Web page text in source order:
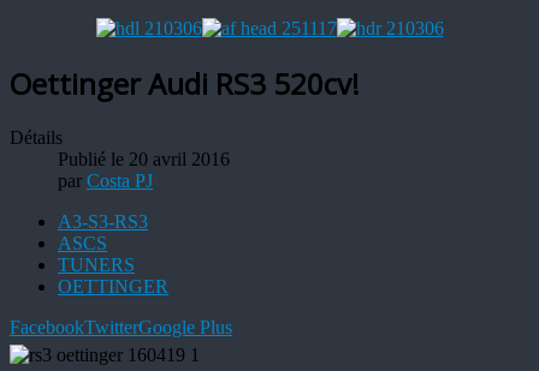
Oettinger Audi RS3 520cv!
Détails
Publié le 20 avril 2016
par Costa PJ
A3-S3-RS3
ASCS
TUNERS
OETTINGER
FacebookTwitterGoogle Plus